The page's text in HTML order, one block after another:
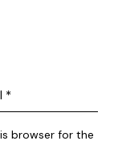
browser for the